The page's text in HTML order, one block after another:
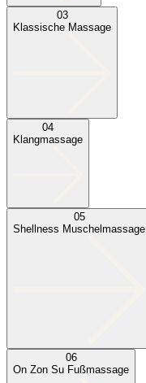
03
Klassische Massage
04
Klangmassage
05
Shellness Muschelmassage
06
On Zon Su Fußmassage